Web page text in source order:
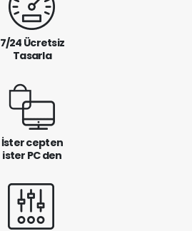
7/24 Ücretsiz
Tasarla
İster cepten
ister PC den